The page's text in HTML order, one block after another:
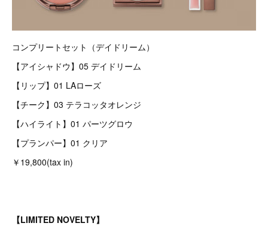
コンプリートセット（デイドリーム）
【アイシャドウ】05 デイドリーム
【リップ】01 LAローズ
【チーク】03 テラコッタオレンジ
【ハイライト】01 パーツグロウ
【プランパー】01 クリア
￥19,800(tax in)
【LIMITED NOVELTY】